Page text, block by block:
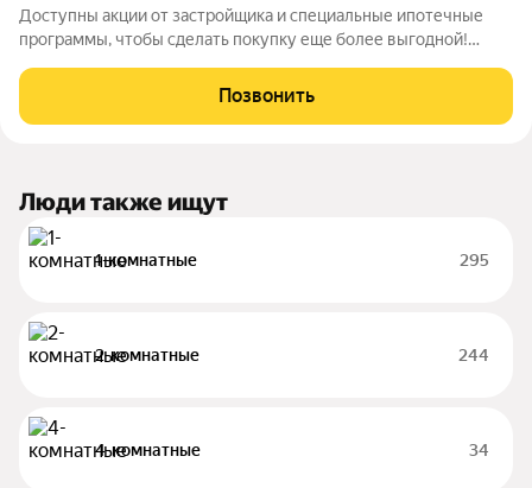
Доступны акции от застройщика и специальные ипотечные
программы, чтобы сделать покупку еще более выгодной!
Звоните, чтобы узнать размер вашей скидки! Сибпромстрой -
30 лет на рынке! Готовое жилье.
Позвонить
Люди также ищут
1-комнатные 295
2-комнатные 244
4-комнатные 34